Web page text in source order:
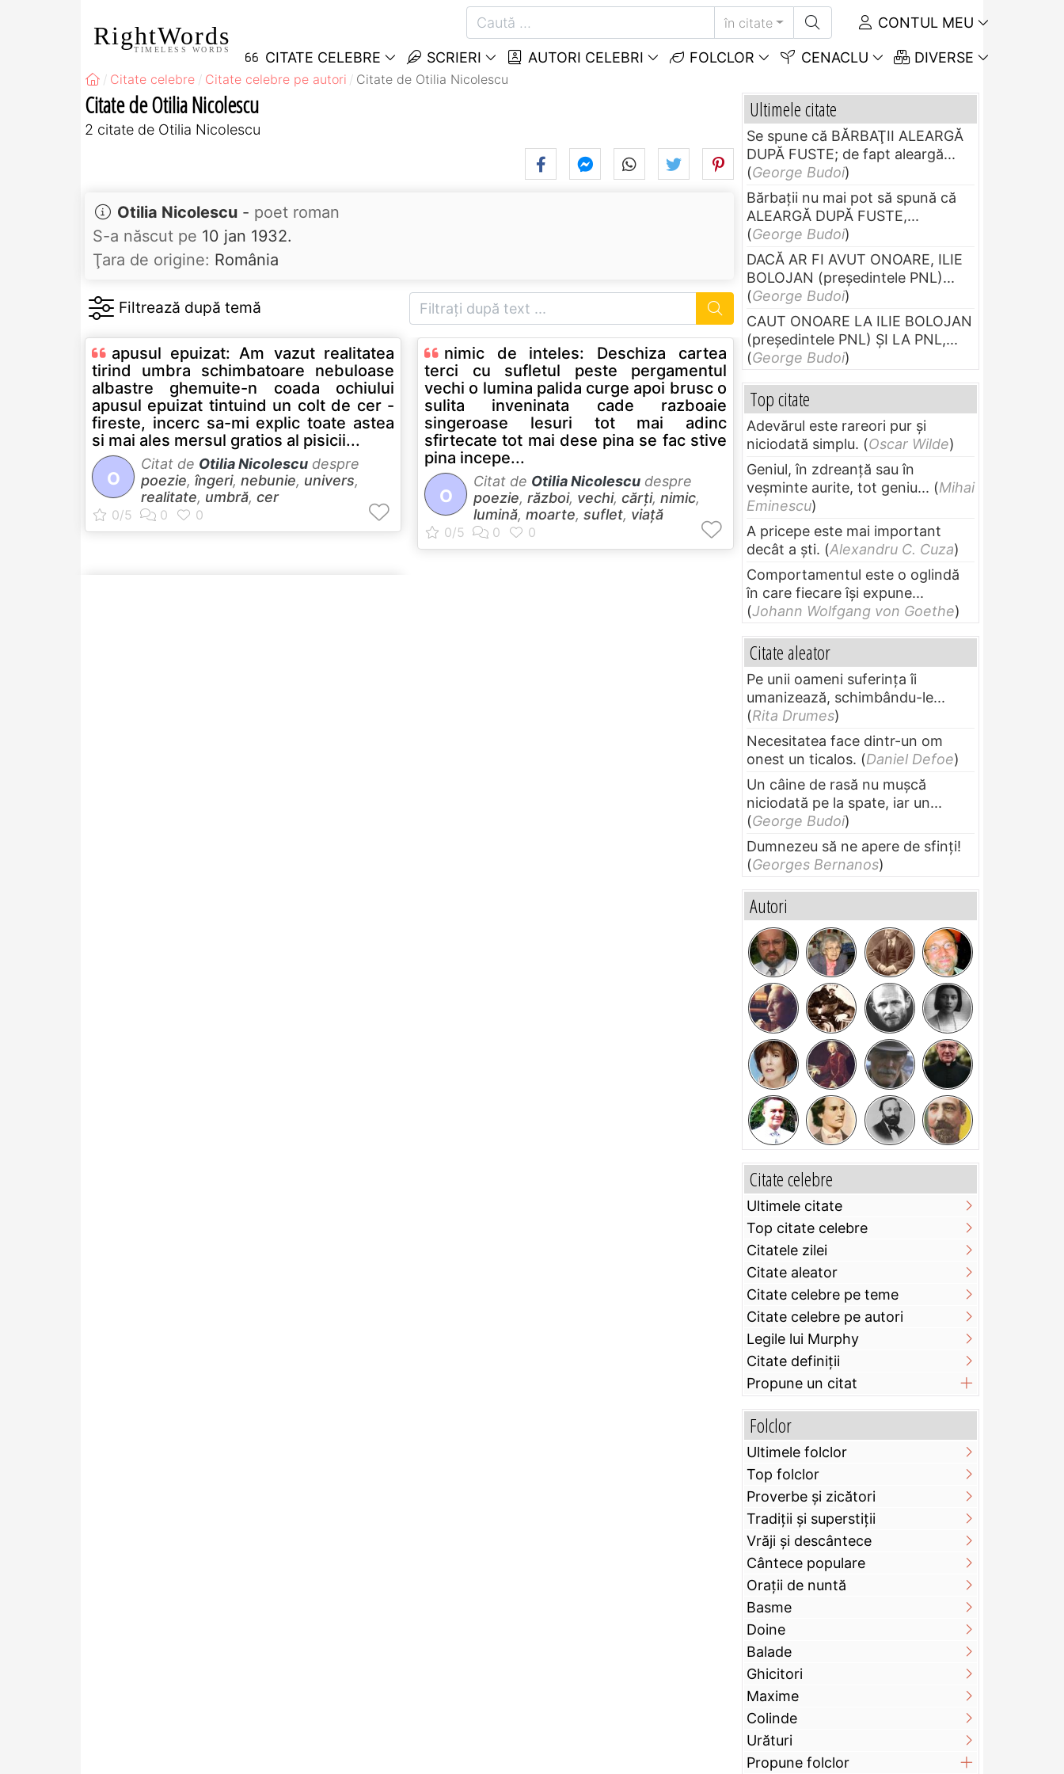
RightWords
TIMELESS WORDS
în citate CONTUL MEU
CITATE CELEBRE SCRIERI AUTORI CELEBRI FOLCLOR CENACLU DIVERSE
Citate celebre Citate celebre pe autori Citate de Otilia Nicolescu
Citate de Otilia Nicolescu
2 citate de Otilia Nicolescu
Otilia Nicolescu - poet roman
S-a născut pe 10 jan 1932.
Ţara de origine: România
apusul epuizat: Am vazut realitatea
tirind umbra schimbatoare nebuloase
albastre ghemuite-n coada ochiului
apusul epuizat tintuind un colt de cer -
fireste, incerc sa-mi explic toate astea
si mai ales mersul gratios al pisicii...
O
Citat de Otilia Nicolescu despre
poezie, îngeri, nebunie, univers,
realitate, umbră, cer
nimic de inteles: Deschiza cartea
terci cu sufletul peste pergamentul
vechi o lumina palida curge apoi brusc o
sulita inveninata cade razboaie
singeroase lesuri tot mai adinc
sfirtecate tot mai dese pina se fac stive
pina incepe...
O
Citat de Otilia Nicolescu despre
poezie, război, vechi, cărți, nimic,
lumină, moarte, suflet, viață
Ultimele citate
Se spune că BĂRBAŢII ALEARGĂ
DUPĂ FUSTE; de fapt aleargă...
(George Budoi)
Bărbaţii nu mai pot să spună că
ALEARGĂ DUPĂ FUSTE,...
(George Budoi)
DACĂ AR FI AVUT ONOARE, ILIE
BOLOJAN (preşedintele PNL)...
(George Budoi)
CAUT ONOARE LA ILIE BOLOJAN
(preşedintele PNL) ŞI LA PNL,...
(George Budoi)
Top citate
Adevărul este rareori pur și
niciodată simplu. (Oscar Wilde)
Geniul, în zdreanţă sau în
veşminte aurite, tot geniu... (Mihai
Eminescu)
A pricepe este mai important
decât a ști. (Alexandru C. Cuza)
Comportamentul este o oglindă
în care fiecare își expune...
(Johann Wolfgang von Goethe)
Citate aleator
Pe unii oameni suferinţa îi
umanizează, schimbându-le...
(Rita Drumes)
Necesitatea face dintr-un om
onest un ticalos. (Daniel Defoe)
Un câine de rasă nu muşcă
niciodată pe la spate, iar un...
(George Budoi)
Dumnezeu să ne apere de sfinți!
(Georges Bernanos)
Autori
Citate celebre
Ultimele citate
Top citate celebre
Citatele zilei
Citate aleator
Citate celebre pe teme
Citate celebre pe autori
Legile lui Murphy
Citate definiţii
Propune un citat
Folclor
Ultimele folclor
Top folclor
Proverbe și zicători
Tradiții și superstiții
Vrăji și descântece
Cântece populare
Orații de nuntă
Basme
Doine
Balade
Ghicitori
Maxime
Colinde
Urături
Propune folclor